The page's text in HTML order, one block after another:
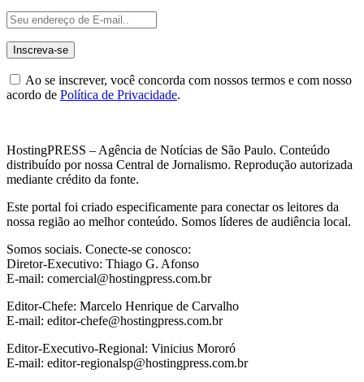
Ao se inscrever, você concorda com nossos termos e com nosso
acordo de Política de Privacidade.
HostingPRESS – Agência de Notícias de São Paulo. Conteúdo
distribuído por nossa Central de Jornalismo. Reprodução autorizada
mediante crédito da fonte.
Este portal foi criado especificamente para conectar os leitores da
nossa região ao melhor conteúdo. Somos líderes de audiência local.
Somos sociais. Conecte-se conosco:
Diretor-Executivo: Thiago G. Afonso
E-mail: comercial@hostingpress.com.br
Editor-Chefe: Marcelo Henrique de Carvalho
E-mail: editor-chefe@hostingpress.com.br
Editor-Executivo-Regional: Vinicius Mororó
E-mail: editor-regionalsp@hostingpress.com.br